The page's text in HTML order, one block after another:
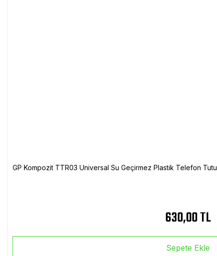
GP Kompozit TTR03 Universal Su Geçirmez Plastik Telefon
630,00 TL
Sepete Ekle